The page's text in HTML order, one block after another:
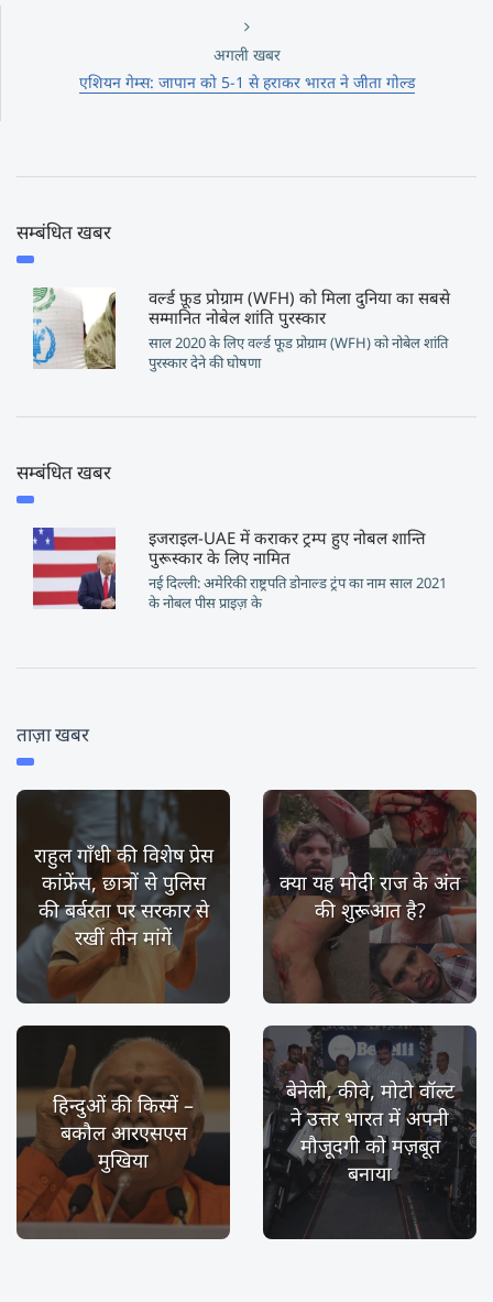
अगली खबर
एशियन गेम्स: जापान को 5-1 से हराकर भारत ने जीता गोल्ड
सम्बंधित खबर
वर्ल्ड फ़ूड प्रोग्राम (WFH) को मिला दुनिया का सबसे
सम्मानित नोबेल शांति पुरस्कार
साल 2020 के लिए वर्ल्ड फूड प्रोग्राम (WFH) को नोबेल शांति
पुरस्कार देने की घोषणा
सम्बंधित खबर
इजराइल-UAE में कराकर ट्रम्प हुए नोबल शान्ति
पुरूस्कार के लिए नामित
नई दिल्ली: अमेरिकी राष्ट्रपति डोनाल्ड ट्रंप का नाम साल 2021
के नोबल पीस प्राइज़ के
ताज़ा खबर
राहुल गाँधी की विशेष प्रेस
कांफ्रेंस, छात्रों से पुलिस
की बर्बरता पर सरकार से
रखीं तीन मांगें
क्या यह मोदी राज के अंत
की शुरूआत है?
हिन्दुओं की किस्में –
बकौल आरएसएस
मुखिया
बेनेली, कीवे, मोटो वॉल्ट
ने उत्तर भारत में अपनी
मौजूदगी को मज़बूत
बनाया